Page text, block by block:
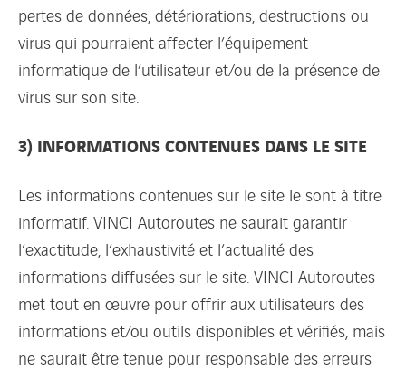
pertes de données, détériorations, destructions ou
virus qui pourraient affecter l’équipement
informatique de l’utilisateur et/ou de la présence de
virus sur son site.
3) INFORMATIONS CONTENUES DANS LE SITE
Les informations contenues sur le site le sont à titre
informatif. VINCI Autoroutes ne saurait garantir
l’exactitude, l’exhaustivité et l’actualité des
informations diffusées sur le site. VINCI Autoroutes
met tout en œuvre pour offrir aux utilisateurs des
informations et/ou outils disponibles et vérifiés, mais
ne saurait être tenue pour responsable des erreurs